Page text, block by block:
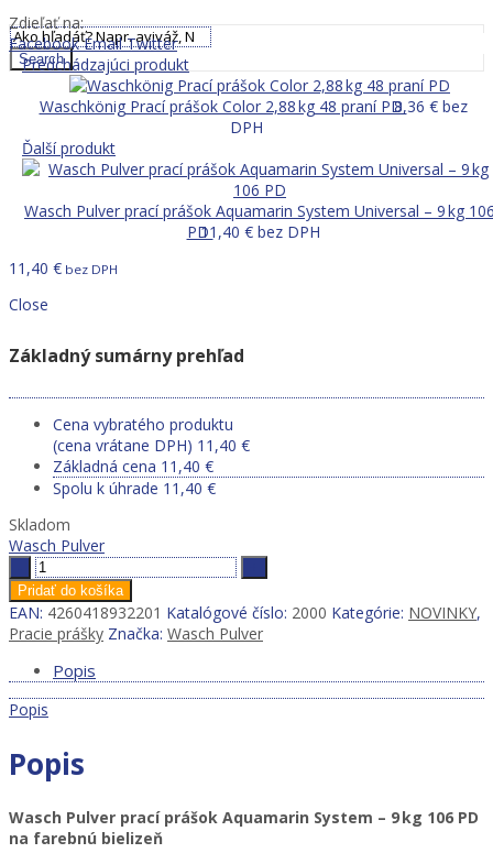
0,00€
Search
Zdieľať na:
Facebook Email Twitter
Predchádzajúci produkt
Waschkönig Prací prášok Color 2,88 kg 48 praní PD8,36 €bez
DPH
Ďalší produkt
Wasch Pulver prací prášok Aquamarin System Universal – 9 kg
PD11,40 €bez DPH
11,40 € bez DPH
Close
Základný sumárny prehľad
Cena vybratého produktu
(cena vrátane DPH) 11,40 €
Základná cena 11,40 €
Spolu k úhrade 11,40 €
Skladom
Wasch Pulver
Wasch
Pulver
prací
prášok
Aquamarin
System
9 kg
PD
na
bielizeň
quantity
Pridať do košíka
EAN: 4260418932201 Katalógové číslo: 2000 Kategórie: NOVINKY,
Pracie prášky Značka: Wasch Pulver
Popis
Popis
Popis
Wasch Pulver prací prášok Aquamarin System – 9 kg 106 PD
na farebnú bielizeň